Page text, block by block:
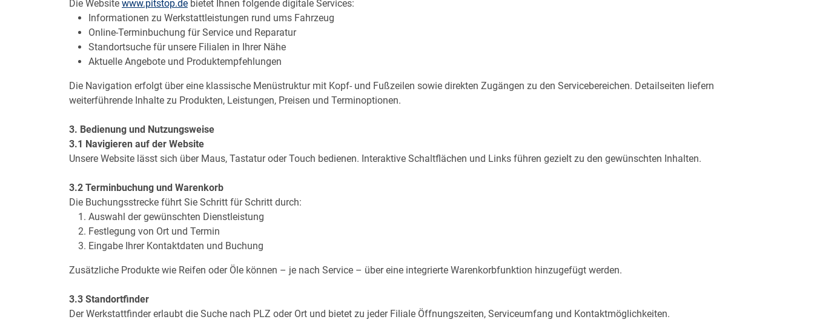
Die Website www.pitstop.de bietet Ihnen folgende digitale Services:
Informationen zu Werkstattleistungen rund ums Fahrzeug
Online-Terminbuchung für Service und Reparatur
Standortsuche für unsere Filialen in Ihrer Nähe
Aktuelle Angebote und Produktempfehlungen
Die Navigation erfolgt über eine klassische Menüstruktur mit Kopf- und Fußzeilen sowie direkten Zugängen zu den Servicebereichen. Detailseiten liefern
weiterführende Inhalte zu Produkten, Leistungen, Preisen und Terminoptionen.
3. Bedienung und Nutzungsweise
3.1 Navigieren auf der Website
Unsere Website lässt sich über Maus, Tastatur oder Touch bedienen. Interaktive Schaltflächen und Links führen gezielt zu den gewünschten Inhalten.
3.2 Terminbuchung und Warenkorb
Die Buchungsstrecke führt Sie Schritt für Schritt durch:
Auswahl der gewünschten Dienstleistung
Festlegung von Ort und Termin
Eingabe Ihrer Kontaktdaten und Buchung
Zusätzliche Produkte wie Reifen oder Öle können – je nach Service – über eine integrierte Warenkorbfunktion hinzugefügt werden.
3.3 Standortfinder
Der Werkstattfinder erlaubt die Suche nach PLZ oder Ort und bietet zu jeder Filiale Öffnungszeiten, Serviceumfang und Kontaktmöglichkeiten.